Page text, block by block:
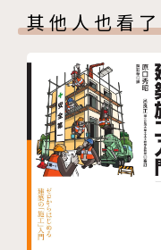
合台灣的施作建議全
３．最完整且全面的
找到最適用的對策！
４．最親切易懂的
解說圖，一看就懂！
５．獲得綠建築認
鑽石級認證的那瑪
美國LEED白金級
樓、EEWH&LEED
EEWH鑽石級綠建築
美國案例
｛空調｝綠設計提案
設計思考
設計目標
天然通風策略01
天然通風策略02
美國案例
天然通風策略03
節能設計思考
其他人也看了